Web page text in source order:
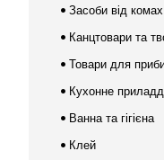
Засоби від комах
Канцтовари та
Товари для
Кухонне
Ванна та гігієна
Клей